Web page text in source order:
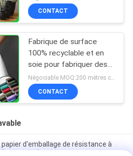
sacs
CONTACT
Fabrique de surface
100% recyclable et en
soie pour fabriquer des
vêtements ou des sacs Négociable MOQ:200 mètres carrés
CONTACT
papier d'emballage de résistance à